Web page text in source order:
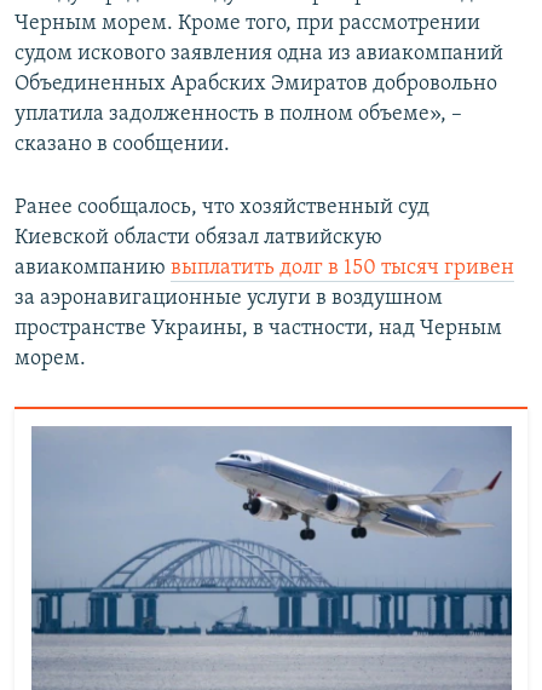
Черным морем. Кроме того, при рассмотрении
судом искового заявления одна из авиакомпаний
Объединенных Арабских Эмиратов добровольно
уплатила задолженность в полном объеме», –
сказано в сообщении.
Ранее сообщалось, что хозяйственный суд
Киевской области обязал латвийскую
авиакомпанию выплатить долг в 150 тысяч гривен
за аэронавигационные услуги в воздушном
пространстве Украины, в частности, над Черным
морем.